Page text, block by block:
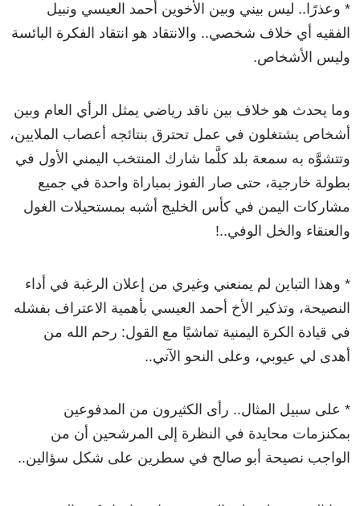
* وعذرًا.. ليس بيني وبين الأخوين أحمد العيسي ونبيل
الفقيه أي خلاف شخصي.. والانتقاد هو انتقاد الفكرة البائسة
وليس الأشخاص.
وما يحدث هو خلاف بين ناقد رياضي يمثل الرأي العام وبين
أشخاص يشتغلون في عمل تحترق بنتائجه أعصاب الملايين،
وتتشوَّه به سمعة بلد كلَّما شارك المنتخب اليمني الأول في
بطولة خارجية، حتى صار الفوز بمباراة واحدة في جميع
مشاركات اليمن في كأس الخليج أشبه بمستحيلات الغول
والعنقاء والخل الوفي..!
* وهذا التباين لم يمنعني وغيري من إعلان الرغبة في أداء
النصيحة، وتذكير الأخ أحمد العيسي بأهمية الاعتراف بفشله
في قيادة الكرة اليمنية تماشيًا مع القول: رحم الله من
أهدى لي عيوبي، وعلى النحو الآتي..
* على سبيل المثال.. رأى الكثيرون من المدفوعين
بمكنزمات محايدة في النظرة إلى المرشحين أن من
الواجب نصيحة أبو صالح في سطرين على شكل سؤالين..